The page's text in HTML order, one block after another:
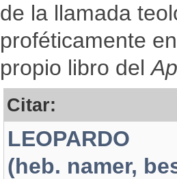
de la llamada
proféticamente
propio libro del
Citar:
LEOPARDO
(heb. namer,